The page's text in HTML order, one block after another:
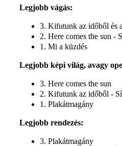
Legjobb vágás:
3. Kifutunk az időből és
2. Here comes the sun -
1. Mi a küzdés
Legjobb képi világ, avagy
3. Here comes the sun
2. Kifutunk az időből -
1. Plakátmagány
Legjobb rendezés:
3. Plakátmagány